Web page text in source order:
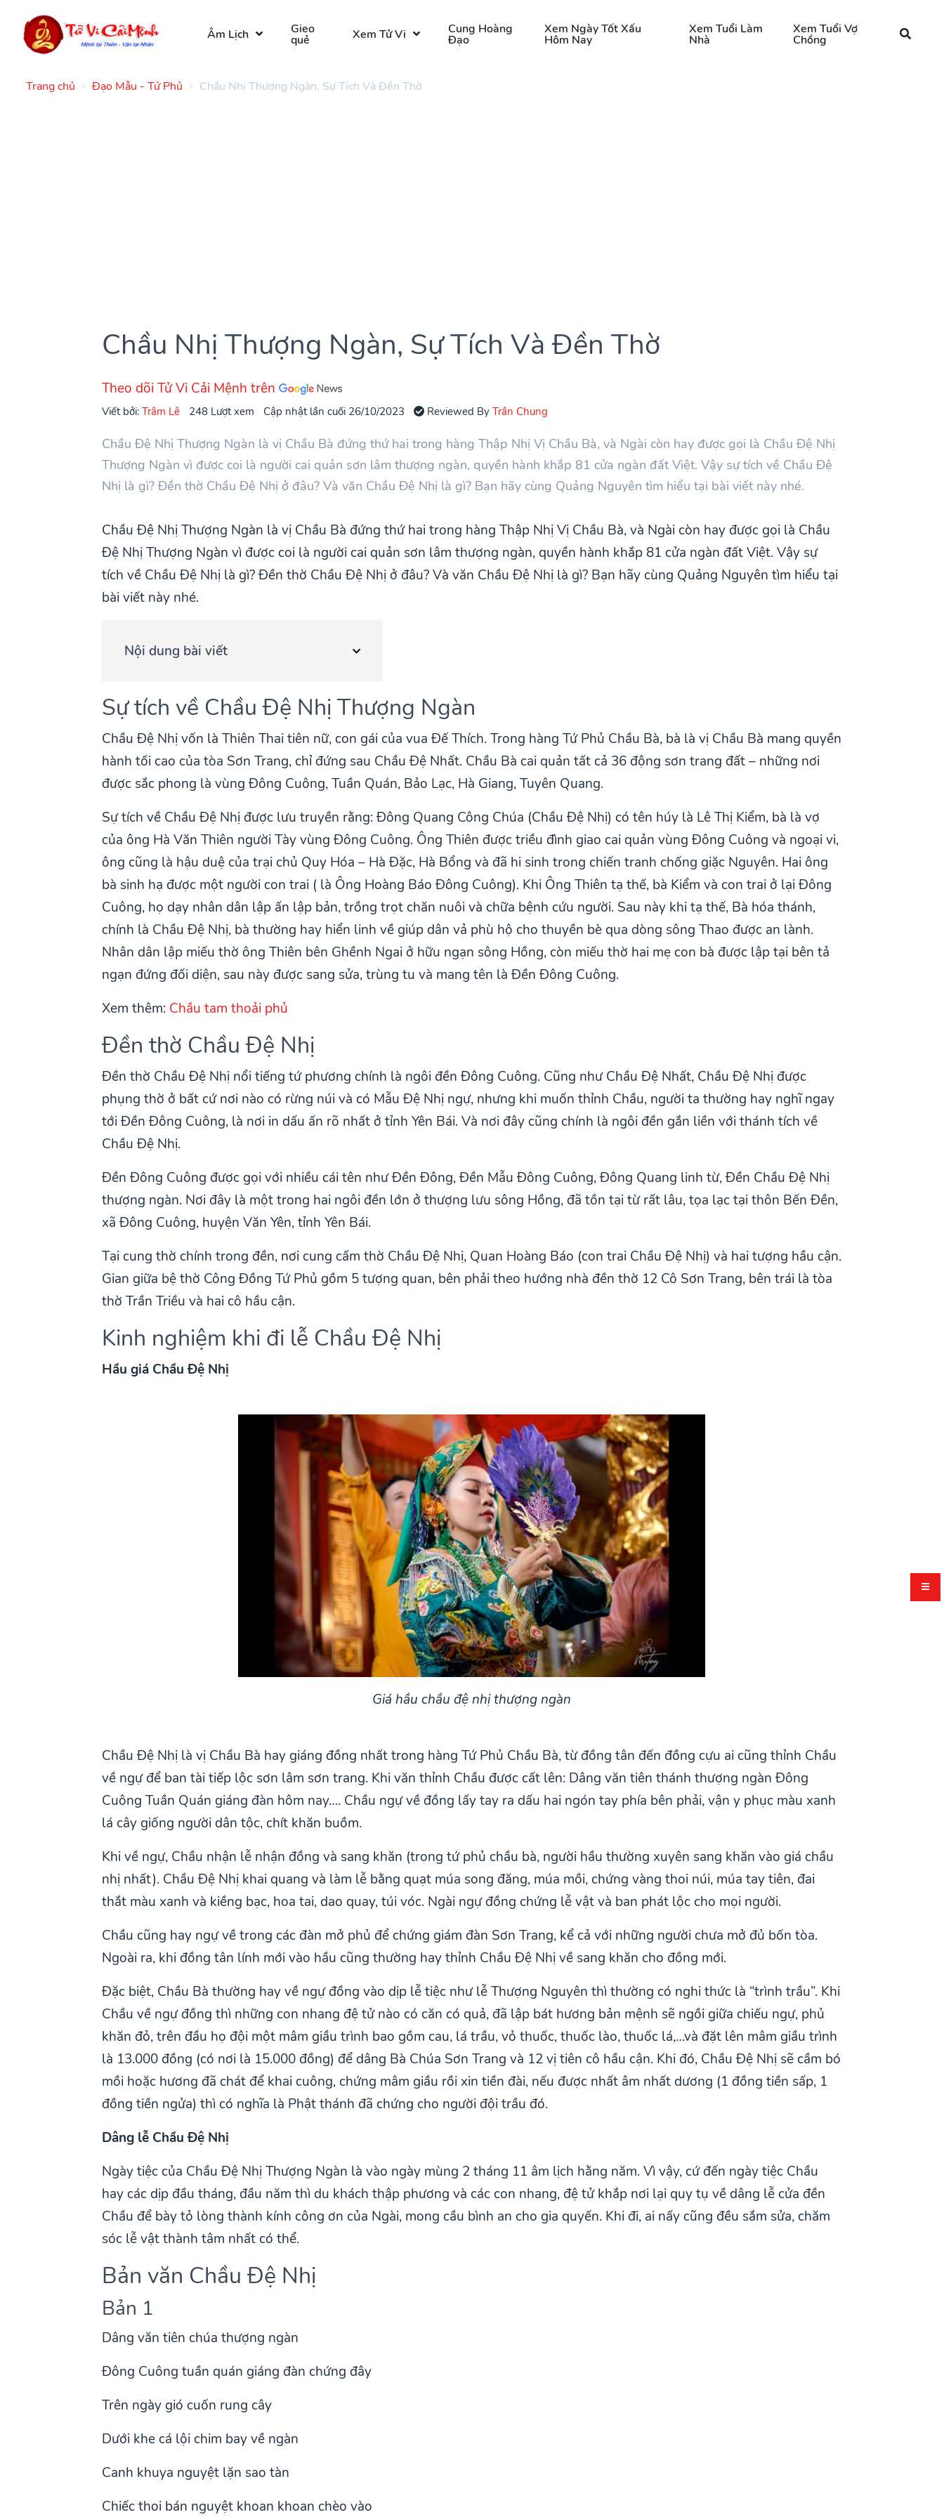
Âm Lịch Gieo
quẻ Xem Tử Vi Cung Hoàng
Đạo
Xem Ngày Tốt Xấu
Hôm Nay
Xem Tuổi Làm
Nhà
Xem Tuổi Vợ
Chồng
Trang chủ Đạo Mẫu - Tứ Phủ Chầu Nhị Thượng Ngàn, Sự Tích Và Đền Thờ
Chầu Nhị Thượng Ngàn, Sự Tích Và Đền Thờ
Theo dõi Tử Vi Cải Mệnh trên
Viết bởi:Trâm Lê 248 Lượt xem Cập nhật lần cuối 26/10/2023 Reviewed ByTrần Chung
Chầu Đệ Nhị Thượng Ngàn là vị Chầu Bà đứng thứ hai trong hàng Thập Nhị Vị Chầu Bà, và Ngài còn hay được gọi là Chầu Đệ Nhị
Thượng Ngàn vì được coi là người cai quản sơn lâm thượng ngàn, quyền hành khắp 81 cửa ngàn đất Việt. Vậy sự tích về Chầu Đệ
Nhị là gì? Đền thờ Chầu Đệ Nhị ở đâu? Và văn Chầu Đệ Nhị là gì? Bạn hãy cùng Quảng Nguyên tìm hiểu tại bài viết này nhé.
Chầu Đệ Nhị Thượng Ngàn là vị Chầu Bà đứng thứ hai trong hàng Thập Nhị Vị Chầu Bà, và Ngài còn hay được gọi là Chầu
Đệ Nhị Thượng Ngàn vì được coi là người cai quản sơn lâm thượng ngàn, quyền hành khắp 81 cửa ngàn đất Việt. Vậy sự
tích về Chầu Đệ Nhị là gì? Đền thờ Chầu Đệ Nhị ở đâu? Và văn Chầu Đệ Nhị là gì? Bạn hãy cùng Quảng Nguyên tìm hiểu tại
bài viết này nhé.
Nội dung bài viết
Sự tích về Chầu Đệ Nhị Thượng Ngàn
Chầu Đệ Nhị vốn là Thiên Thai tiên nữ, con gái của vua Đế Thích. Trong hàng Tứ Phủ Chầu Bà, bà là vị Chầu Bà mang quyền
hành tối cao của tòa Sơn Trang, chỉ đứng sau Chầu Đệ Nhất. Chầu Bà cai quản tất cả 36 động sơn trang đất – những nơi
được sắc phong là vùng Đông Cuông, Tuần Quán, Bảo Lạc, Hà Giang, Tuyên Quang.
Sự tích về Chầu Đệ Nhị được lưu truyền rằng: Đông Quang Công Chúa (Chầu Đệ Nhị) có tên húy là Lê Thị Kiểm, bà là vợ
của ông Hà Văn Thiên người Tày vùng Đông Cuông. Ông Thiên được triều đình giao cai quản vùng Đông Cuông và ngoại vi,
ông cũng là hậu duệ của trại chủ Quy Hóa – Hà Đặc, Hà Bổng và đã hi sinh trong chiến tranh chống giặc Nguyên. Hai ông
bà sinh hạ được một người con trai ( là Ông Hoàng Báo Đông Cuông). Khi Ông Thiên tạ thế, bà Kiểm và con trai ở lại Đông
Cuông, họ dạy nhân dân lập ấn lập bản, trồng trọt chăn nuôi và chữa bệnh cứu người. Sau này khi tạ thế, Bà hóa thánh,
chính là Chầu Đệ Nhị, bà thường hay hiển linh về giúp dân vả phù hộ cho thuyền bè qua dòng sông Thao được an lành.
Nhân dân lập miếu thờ ông Thiên bên Ghềnh Ngai ở hữu ngạn sông Hồng, còn miếu thờ hai mẹ con bà được lập tại bên tả
ngạn đứng đối diện, sau này được sang sửa, trùng tu và mang tên là Đền Đông Cuông.
Xem thêm: Chầu tam thoải phủ
Đền thờ Chầu Đệ Nhị
Đền thờ Chầu Đệ Nhị nổi tiếng tứ phương chính là ngôi đền Đông Cuông. Cũng như Chầu Đệ Nhất, Chầu Đệ Nhị được
phụng thờ ở bất cứ nơi nào có rừng núi và có Mẫu Đệ Nhị ngự, nhưng khi muốn thỉnh Chầu, người ta thường hay nghĩ ngay
tới Đền Đông Cuông, là nơi in dấu ấn rõ nhất ở tỉnh Yên Bái. Và nơi đây cũng chính là ngôi đền gắn liền với thánh tích về
Chầu Đệ Nhị.
Đền Đông Cuông được gọi với nhiều cái tên như Đền Đông, Đền Mẫu Đông Cuông, Đông Quang linh từ, Đền Chầu Đệ Nhị
thượng ngàn. Nơi đây là một trong hai ngôi đền lớn ở thượng lưu sông Hồng, đã tồn tại từ rất lâu, tọa lạc tại thôn Bến Đền,
xã Đông Cuông, huyện Văn Yên, tỉnh Yên Bái.
Tại cung thờ chính trong đền, nơi cung cấm thờ Chầu Đệ Nhị, Quan Hoàng Báo (con trai Chầu Đệ Nhị) và hai tượng hầu cận.
Gian giữa bệ thờ Công Đồng Tứ Phủ gồm 5 tượng quan, bên phải theo hướng nhà đền thờ 12 Cô Sơn Trang, bên trái là tòa
thờ Trần Triều và hai cô hầu cận.
Kinh nghiệm khi đi lễ Chầu Đệ Nhị
Hầu giá Chầu Đệ Nhị
Giá hầu chầu đệ nhị thượng ngàn
Chầu Đệ Nhị là vị Chầu Bà hay giáng đồng nhất trong hàng Tứ Phủ Chầu Bà, từ đồng tân đến đồng cựu ai cũng thỉnh Chầu
về ngự để ban tài tiếp lộc sơn lâm sơn trang. Khi văn thỉnh Chầu được cất lên: Dâng văn tiên thánh thượng ngàn Đông
Cuông Tuần Quán giáng đàn hôm nay…. Chầu ngự về đồng lấy tay ra dấu hai ngón tay phía bên phải, vận y phục màu xanh
lá cây giống người dân tộc, chít khăn buồm.
Khi về ngự, Chầu nhận lễ nhận đồng và sang khăn (trong tứ phủ chầu bà, người hầu thường xuyên sang khăn vào giá chầu
nhị nhất). Chầu Đệ Nhị khai quang và làm lễ bằng quạt múa song đăng, múa mồi, chứng vàng thoi núi, múa tay tiên, đai
thắt màu xanh và kiềng bạc, hoa tai, dao quay, túi vóc. Ngài ngự đồng chứng lễ vật và ban phát lộc cho mọi người.
Chầu cũng hay ngự về trong các đàn mở phủ để chứng giám đàn Sơn Trang, kể cả với những người chưa mở đủ bốn tòa.
Ngoài ra, khi đồng tân lính mới vào hầu cũng thường hay thỉnh Chầu Đệ Nhị về sang khăn cho đồng mới.
Đặc biệt, Chầu Bà thường hay về ngự đồng vào dịp lễ tiệc như lễ Thượng Nguyên thì thường có nghi thức là “trình trầu”. Khi
Chầu về ngự đồng thì những con nhang đệ tử nào có căn có quả, đã lập bát hương bản mệnh sẽ ngồi giữa chiếu ngự, phủ
khăn đỏ, trên đầu họ đội một mâm giầu trình bao gồm cau, lá trầu, vỏ thuốc, thuốc lào, thuốc lá,…và đặt lên mâm giầu trình
là 13.000 đồng (có nơi là 15.000 đồng) để dâng Bà Chúa Sơn Trang và 12 vị tiên cô hầu cận. Khi đó, Chầu Đệ Nhị sẽ cầm bó
mồi hoặc hương đã chát để khai cuông, chứng mâm giầu rồi xin tiền đài, nếu được nhất âm nhất dương (1 đồng tiền sấp, 1
đồng tiền ngửa) thì có nghĩa là Phật thánh đã chứng cho người đội trầu đó.
Dâng lễ Chầu Đệ Nhị
Ngày tiệc của Chầu Đệ Nhị Thượng Ngàn là vào ngày mùng 2 tháng 11 âm lịch hằng năm. Vì vậy, cứ đến ngày tiệc Chầu
hay các dịp đầu tháng, đầu năm thì du khách thập phương và các con nhang, đệ tử khắp nơi lại quy tụ về dâng lễ cửa đền
Chầu để bày tỏ lòng thành kính công ơn của Ngài, mong cầu bình an cho gia quyến. Khi đi, ai nấy cũng đều sắm sửa, chăm
sóc lễ vật thành tâm nhất có thể.
Bản văn Chầu Đệ Nhị
Bản 1
Dâng văn tiên chúa thượng ngàn
Đông Cuông tuần quán giáng đàn chứng đây
Trên ngày gió cuốn rung cây
Dưới khe cá lội chim bay về ngàn
Canh khuya nguyệt lặn sao tàn
Chiếc thoi bán nguyệt khoan khoan chèo vào